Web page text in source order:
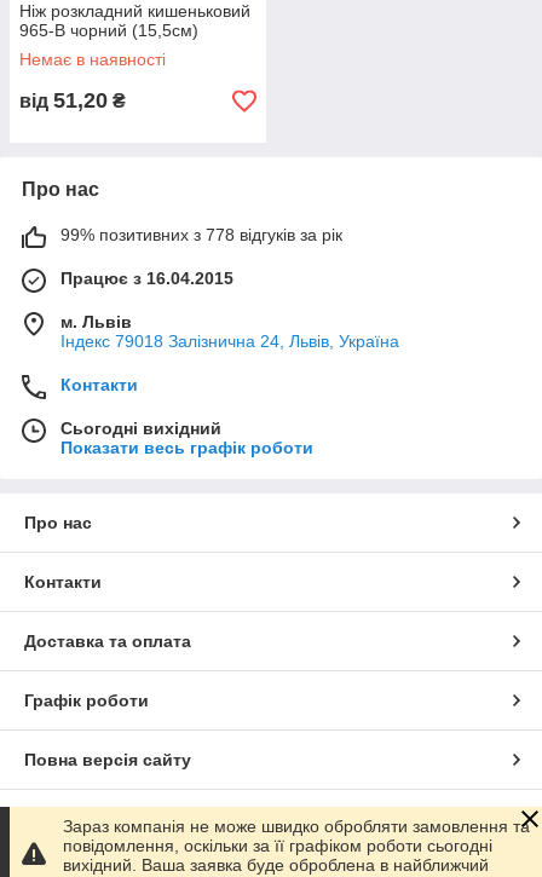
Ніж розкладний кишеньковий
965-В чорний (15,5см)
Немає в наявності
від 51,20 ₴
Про нас
99% позитивних з 778 відгуків за рік
Працює з 16.04.2015
м. Львів
Індекс 79018 Залізнична 24, Львів, Україна
Контакти
Сьогодні вихідний
Показати весь графік роботи
Про нас
Контакти
Доставка та оплата
Графік роботи
Повна версія сайту
Сайт створено на маркетплейсі Prom.ua
Зараз компанія не може швидко обробляти замовлення та
повідомлення, оскільки за її графіком роботи сьогодні
вихідний. Ваша заявка буде оброблена в найближчий